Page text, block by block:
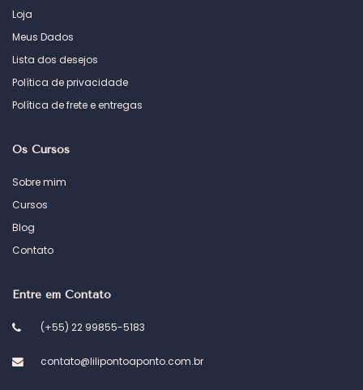
Loja
Meus Dados
Lista dos desejos
Política de privacidade
Política de frete e entregas
Os Cursos
Sobre mim
Cursos
Blog
Contato
Entre em Contato
(+55) 22 99855-5183
contato@lilipontoaponto.com.br